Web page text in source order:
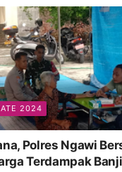
2024
Polres Ngawi
Terdampak